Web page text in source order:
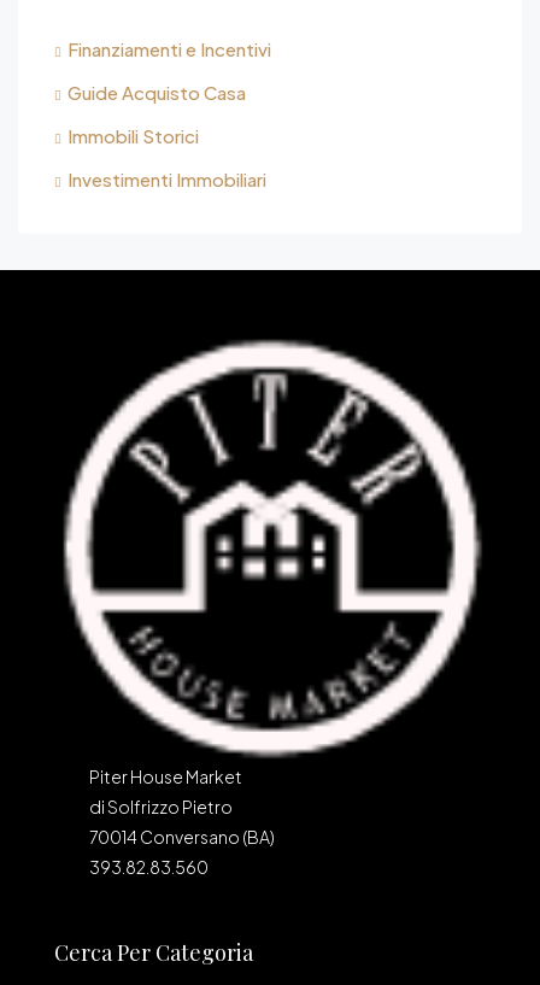
Finanziamenti e Incentivi
Guide Acquisto Casa
Immobili Storici
Investimenti Immobiliari
Piter House Market
di Solfrizzo Pietro
70014 Conversano (BA)
393.82.83.560
Cerca Per Categoria